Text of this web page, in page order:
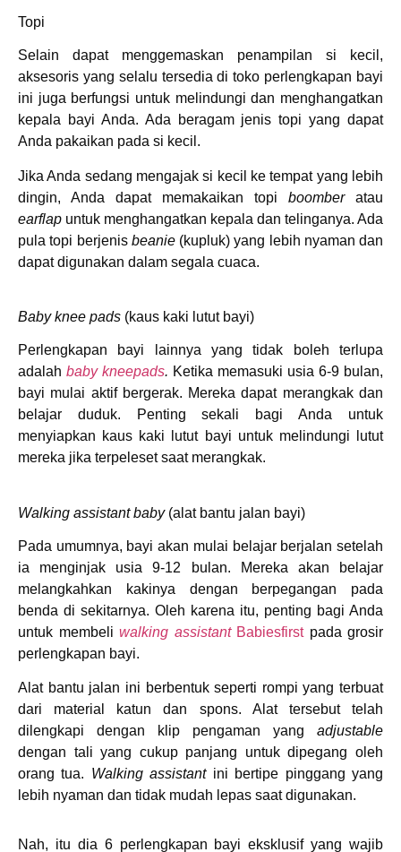
Topi
Selain dapat menggemaskan penampilan si kecil,
aksesoris yang selalu tersedia di toko perlengkapan bayi
ini juga berfungsi untuk melindungi dan menghangatkan
kepala bayi Anda. Ada beragam jenis topi yang dapat
Anda pakaikan pada si kecil.
Jika Anda sedang mengajak si kecil ke tempat yang lebih
dingin, Anda dapat memakaikan topi boomberatau
earflap untuk menghangatkan kepala dan telinganya. Ada
pula topi berjenis beanie (kupluk) yang lebih nyaman dan
dapat digunakan dalam segala cuaca.
Baby knee pads (kaus kaki lutut bayi)
Perlengkapan bayi lainnya yang tidak boleh terlupa
adalah baby kneepads. Ketika memasuki usia 6-9 bulan,
bayi mulai aktif bergerak. Mereka dapat merangkak dan
belajar duduk. Penting sekali bagi Anda untuk
menyiapkan kaus kaki lutut bayi untuk melindungi lutut
mereka jika terpeleset saat merangkak.
Walking assistant baby (alat bantu jalan bayi)
Pada umumnya, bayi akan mulai belajar berjalan setelah
ia menginjak usia 9-12 bulan. Mereka akan belajar
melangkahkan kakinya dengan berpegangan pada
benda di sekitarnya. Oleh karena itu, penting bagi Anda
untuk membeli walking assistant Babiesfirstpada grosir
perlengkapan bayi.
Alat bantu jalan ini berbentuk seperti rompi yang terbuat
dari material katun dan spons. Alat tersebut telah
dilengkapi dengan klip pengaman yang adjustable
dengan tali yang cukup panjang untuk dipegang oleh
orang tua. Walking assistant ini bertipe pinggang yang
lebih nyaman dan tidak mudah lepas saat digunakan.
Nah, itu dia 6 perlengkapan bayi eksklusif yang wajib